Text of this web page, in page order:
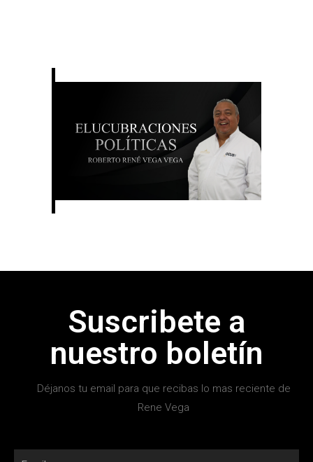
Suscribete a
nuestro boletín
Déjanos tu email para que recibas lo mas reciente de
Rene Vega